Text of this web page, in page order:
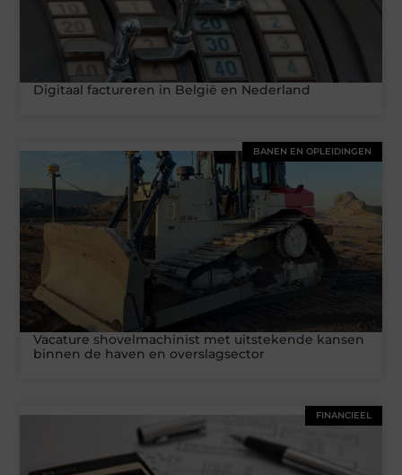
Digitaal factureren in België en Nederland
BANEN EN OPLEIDINGEN
Vacature shovelmachinist met uitstekende kansen
binnen de haven en overslagsector
FINANCIEEL